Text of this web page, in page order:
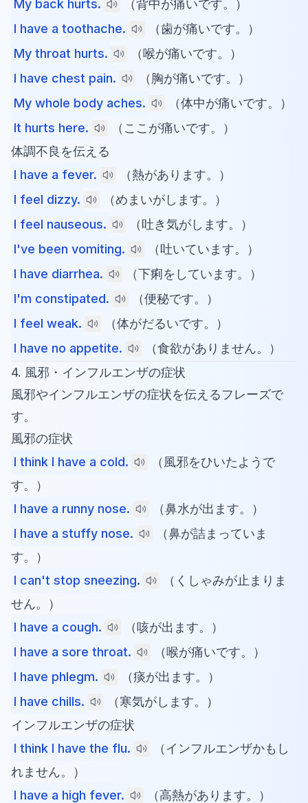
My back hurts.
（背中が痛いです。）
I have a toothache.
（歯が痛いです。）
My throat hurts.
（喉が痛いです。）
I have chest pain.
（胸が痛いです。）
My whole body aches.
（体中が痛いです。）
It hurts here.
（ここが痛いです。）
体調不良を伝える
I have a fever.
（熱があります。）
I feel dizzy.
（めまいがします。）
I feel nauseous.
（吐き気がします。）
I've been vomiting.
（吐いています。）
I have diarrhea.
（下痢をしています。）
I'm constipated.
（便秘です。）
I feel weak.
（体がだるいです。）
I have no appetite.
（食欲がありません。）
4. 風邪・インフルエンザの症状
風邪やインフルエンザの症状を伝えるフレーズで
す。
風邪の症状
I think I have a cold.
（風邪をひいたようで
す。）
I have a runny nose.
（鼻水が出ます。）
I have a stuffy nose.
（鼻が詰まっていま
す。）
I can't stop sneezing.
（くしゃみが止まりま
せん。）
I have a cough.
（咳が出ます。）
I have a sore throat.
（喉が痛いです。）
I have phlegm.
（痰が出ます。）
I have chills.
（寒気がします。）
インフルエンザの症状
I think I have the flu.
（インフルエンザかもし
れません。）
I have a high fever.
（高熱があります。）